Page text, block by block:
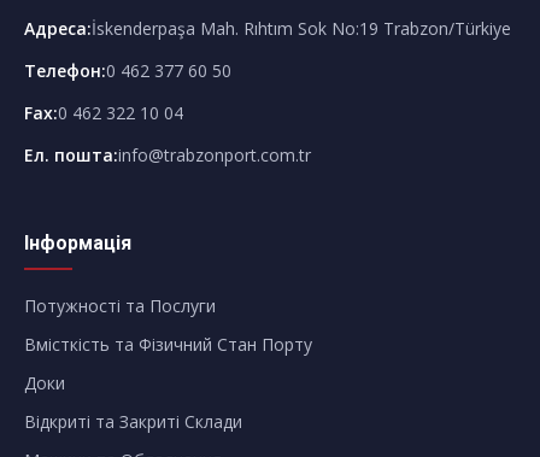
Адреса:İskenderpaşa Mah. Rıhtım Sok No:19 Trabzon/Türkiye
Телефон:0 462 377 60 50
Fax:0 462 322 10 04
Ел. пошта:info@trabzonport.com.tr
Інформація
Потужності та Послуги
Вмісткість та Фізичний Стан Порту
Доки
Відкриті та Закриті Склади